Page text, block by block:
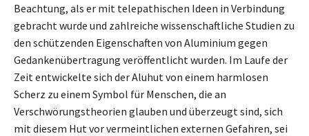
Beachtung, als er mit telepathischen Ideen in Verbindung
gebracht wurde und zahlreiche wissenschaftliche Studien zu
den schützenden Eigenschaften von Aluminium gegen
Gedankenübertragung veröffentlicht wurden. Im Laufe der
Zeit entwickelte sich der Aluhut von einem harmlosen
Scherz zu einem Symbol für Menschen, die an
Verschwörungstheorien glauben und überzeugt sind, sich
mit diesem Hut vor vermeintlichen externen Gefahren, sei